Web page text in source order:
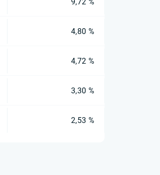
4,80 %
4,72 %
3,30 %
2,53 %